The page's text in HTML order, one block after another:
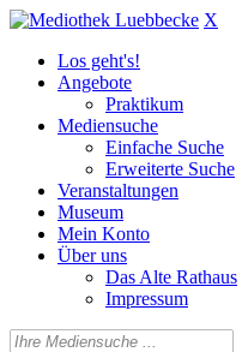
X
Los geht's!
Angebote
Praktikum
Mediensuche
Einfache Suche
Erweiterte Suche
Veranstaltungen
Museum
Mein Konto
Über uns
Das Alte Rathaus
Impressum